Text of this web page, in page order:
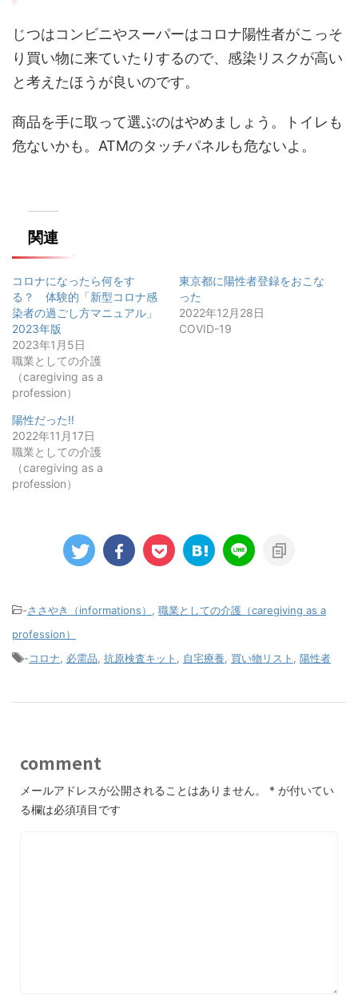
じつはコンビニやスーパーはコロナ陽性者がこっそ
り買い物に来ていたりするので、感染リスクが高い
と考えたほうが良いのです。
商品を手に取って選ぶのはやめましょう。トイレも
危ないかも。ATMのタッチパネルも危ないよ。
関連
コロナになったら何をす
る？ 体験的「新型コロナ感
染者の過ごし方マニュアル」
2023年版
2023年1月5日
職業としての介護
（caregiving as a
profession）
東京都に陽性者登録をおこな
った
2022年12月28日
COVID-19
陽性だった‼️
2022年11月17日
職業としての介護
（caregiving as a
profession）
-ささやき（informations）
職業としての介護（caregiving as a
profession）
-コロナ 必需品 抗原検査キット 自宅療養 買い物リスト 陽性者
comment
メールアドレスが公開されることはありません。 * が付いてい
る欄は必須項目です